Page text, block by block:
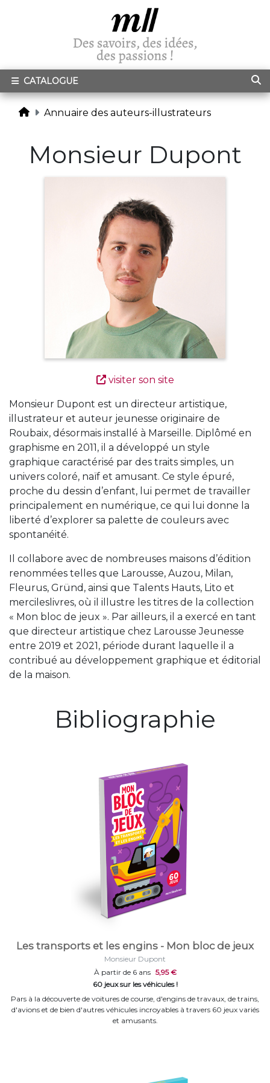
CATALOGUE
Annuaire des auteurs-illustrateurs
Monsieur Dupont
visiter son site
Monsieur Dupont est un directeur artistique,
illustrateur et auteur jeunesse originaire de
Roubaix, désormais installé à Marseille. Diplômé en
graphisme en 2011, il a développé un style
graphique caractérisé par des traits simples, un
univers coloré, naïf et amusant. Ce style épuré,
proche du dessin d’enfant, lui permet de travailler
principalement en numérique, ce qui lui donne la
liberté d’explorer sa palette de couleurs avec
spontanéité.
Il collabore avec de nombreuses maisons d’édition
renommées telles que Larousse, Auzou, Milan,
Fleurus, Gründ, ainsi que Talents Hauts, Lito et
mercileslivres, où il illustre les titres de la collection
« Mon bloc de jeux ». Par ailleurs, il a exercé en tant
que directeur artistique chez Larousse Jeunesse
entre 2019 et 2021, période durant laquelle il a
contribué au développement graphique et éditorial
de la maison.
Bibliographie
Les transports et les engins - Mon bloc de jeux
Monsieur Dupont
À partir de 6 ans 5,95 €
60 jeux sur les véhicules !
Pars à la découverte de voitures de course, d'engins de travaux, de trains,
d'avions et de bien d'autres véhicules incroyables à travers 60 jeux variés
et amusants.